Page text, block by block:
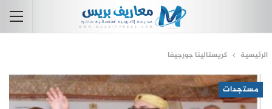
الرئيسية كريستالينا جورجيفا
مستجدات